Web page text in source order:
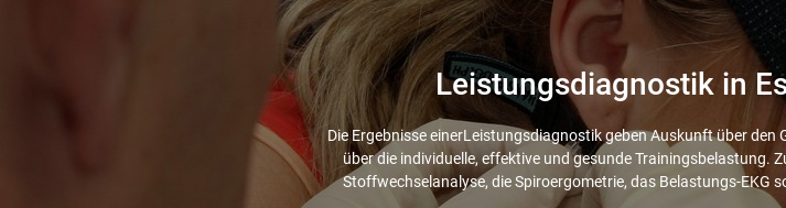
Leistungsdiagnostik in
Die Ergebnisse einerLeistungsdiagnostik geben Auskunft über
über die individuelle, effektive und gesunde Trainingsbelastung.
Stoffwechselanalyse, die Spiroergometrie, das Belastungs-EKG